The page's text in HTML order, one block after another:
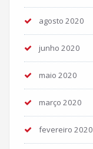
agosto 2020
junho 2020
maio 2020
março 2020
fevereiro 2020